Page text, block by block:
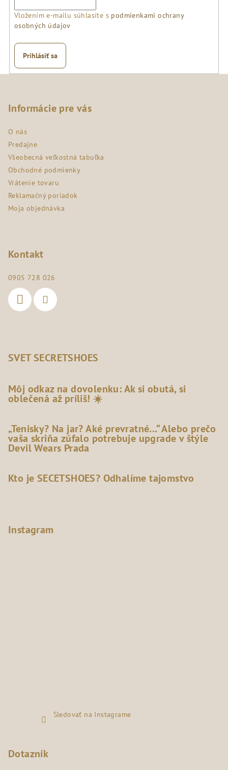
Vložením e-mailu súhlasíte s podmienkami ochrany
osobných údajov
Prihlásiť sa
Informácie pre vás
O nás
Predajne
Všeobecná veľkostná tabuľka
Obchodné podmienky
Vrátenie tovaru
Reklamačný poriadok
Moja objednávka
Kontakt
0905 728 026
SVET SECRETSHOES
Môj odkaz na dovolenku: Ak si obutá, si
oblečená až príliš! ☀️
„Tenisky? Na jar? Aké prevratné...“ Alebo prečo
vaša skriňa zúfalo potrebuje upgrade v štýle
Devil Wears Prada
Kto je SECETSHOES? Odhalíme tajomstvo
Instagram
Sledovať na Instagrame
Dotazník